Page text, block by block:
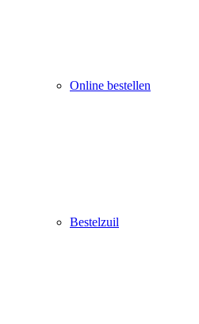
Online bestellen
Bestelzuil